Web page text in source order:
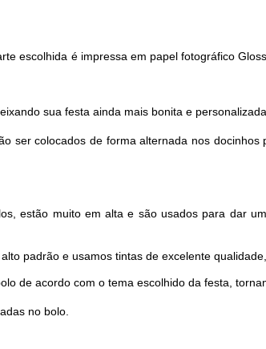
escolhida é impressa em papel fotográfico
sua festa ainda mais bonita e personalizada.
ser colocados de forma alternada nos docinhos
estão muito em alta e são usados para dar
padrão e usamos tintas de excelente
de acordo com o tema escolhido da festa,
no bolo.